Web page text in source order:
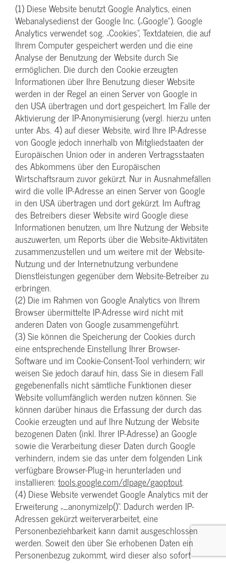
(1) Diese Website benutzt Google Analytics, einen
Webanalysedienst der Google Inc. („Google“). Google
Analytics verwendet sog. „Cookies“, Textdateien, die auf
Ihrem Computer gespeichert werden und die eine
Analyse der Benutzung der Website durch Sie
ermöglichen. Die durch den Cookie erzeugten
Informationen über Ihre Benutzung dieser Website
werden in der Regel an einen Server von Google in
den USA übertragen und dort gespeichert. Im Falle der
Aktivierung der IP-Anonymisierung (vergl. hierzu unten
unter Abs. 4) auf dieser Website, wird Ihre IP-Adresse
von Google jedoch innerhalb von Mitgliedstaaten der
Europäischen Union oder in anderen Vertragsstaaten
des Abkommens über den Europäischen
Wirtschaftsraum zuvor gekürzt. Nur in Ausnahmefällen
wird die volle IP-Adresse an einen Server von Google
in den USA übertragen und dort gekürzt. Im Auftrag
des Betreibers dieser Website wird Google diese
Informationen benutzen, um Ihre Nutzung der Website
auszuwerten, um Reports über die Website-Aktivitäten
zusammenzustellen und um weitere mit der Website-
Nutzung und der Internetnutzung verbundene
Dienstleistungen gegenüber dem Website-Betreiber zu
erbringen.
(2) Die im Rahmen von Google Analytics von Ihrem
Browser übermittelte IP-Adresse wird nicht mit
anderen Daten von Google zusammengeführt.
(3) Sie können die Speicherung der Cookies durch
eine entsprechende Einstellung Ihrer Browser-
Software und im Cookie-Consent-Tool verhindern; wir
weisen Sie jedoch darauf hin, dass Sie in diesem Fall
gegebenenfalls nicht sämtliche Funktionen dieser
Website vollumfänglich werden nutzen können. Sie
können darüber hinaus die Erfassung der durch das
Cookie erzeugten und auf Ihre Nutzung der Website
bezogenen Daten (inkl. Ihrer IP-Adresse) an Google
sowie die Verarbeitung dieser Daten durch Google
verhindern, indem sie das unter dem folgenden Link
verfügbare Browser-Plug-in herunterladen und
installieren: tools.google.com/dlpage/gaoptout.
(4) Diese Website verwendet Google Analytics mit der
Erweiterung „_anonymizeIp()“. Dadurch werden IP-
Adressen gekürzt weiterverarbeitet, eine
Personenbeziehbarkeit kann damit ausgeschlossen
werden. Soweit den über Sie erhobenen Daten ein
Personenbezug zukommt, wird dieser also sofort